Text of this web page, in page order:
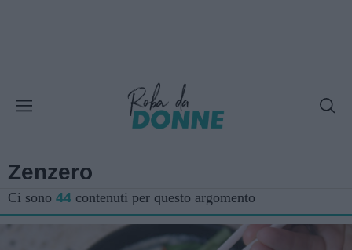
Zenzero
Ci sono 44 contenuti per questo argomento